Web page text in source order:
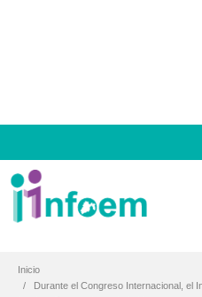
Inicio
Durante el Congreso Internacional, el